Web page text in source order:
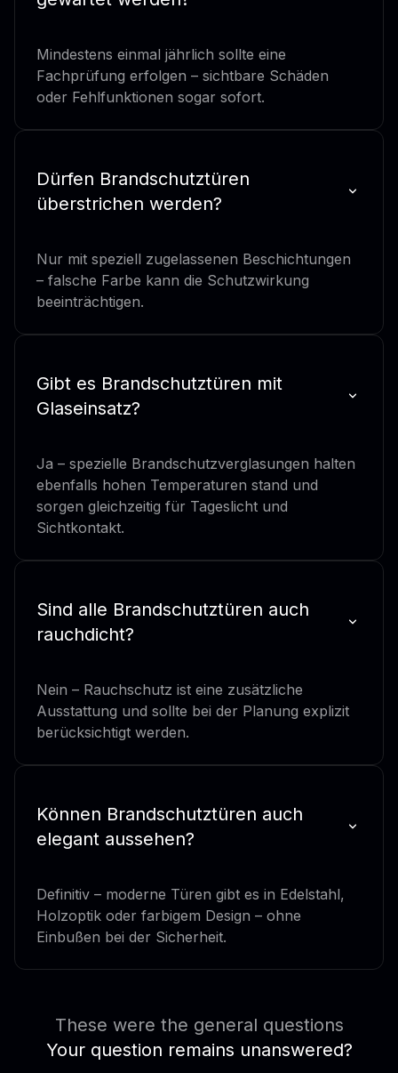
Mindestens einmal jährlich sollte eine
Fachprüfung erfolgen – sichtbare Schäden
oder Fehlfunktionen sogar sofort.
Dürfen Brandschutztüren
überstrichen werden?
Nur mit speziell zugelassenen Beschichtungen
– falsche Farbe kann die Schutzwirkung
beeinträchtigen.
Gibt es Brandschutztüren mit
Glaseinsatz?
Ja – spezielle Brandschutzverglasungen halten
ebenfalls hohen Temperaturen stand und
sorgen gleichzeitig für Tageslicht und
Sichtkontakt.
Sind alle Brandschutztüren auch
rauchdicht?
Nein – Rauchschutz ist eine zusätzliche
Ausstattung und sollte bei der Planung explizit
berücksichtigt werden.
Können Brandschutztüren auch
elegant aussehen?
Definitiv – moderne Türen gibt es in Edelstahl,
Holzoptik oder farbigem Design – ohne
Einbußen bei der Sicherheit.
These were the general questions
Your question remains unanswered?